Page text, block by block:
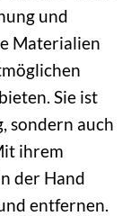
und
Materialien
Sie ist
sondern auch
ihrem
der Hand
entfernen.